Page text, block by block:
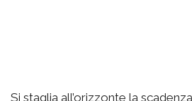
Si staglia all’orizzonte la